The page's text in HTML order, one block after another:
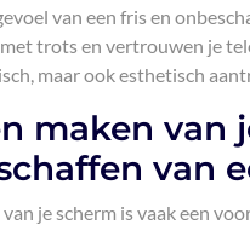
van een fris en
trots en vertrouwen je
maar ook esthetisch
maken van
van
je scherm is vaak een